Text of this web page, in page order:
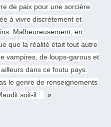
de paix pour une sorcière
à vivre discrètement et
Malheureusement, en
que la réalité était tout autre
vampires, de loups-garous et
dans ce foutu pays.
le genre de renseignements
soit-il…
»